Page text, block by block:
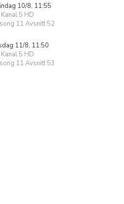
10/8, 11:55
5 HD
11 Avsnitt 52
11/8, 11:50
5 HD
11 Avsnitt 53